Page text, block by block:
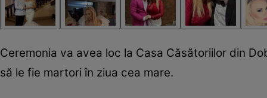
Ceremonia va avea loc la Casa Căsătoriilor din
să le fie martori în ziua cea mare.